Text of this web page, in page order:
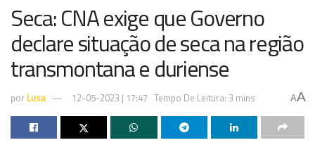
Seca: CNA exige que Governo
declare situação de seca na região
transmontana e duriense
por Lusa 12-05-2023 | 17:47 Tempo De Leitura: 3 mins AA